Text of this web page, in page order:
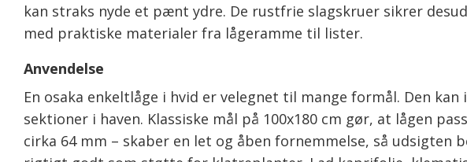
kan straks nyde et pænt ydre. De rustfrie slagskruer sikrer
med praktiske materialer fra lågeramme til lister.
Anvendelse
En osaka enkeltlåge i hvid er velegnet til mange formål. Den
sektioner i haven. Klassiske mål på 100x180 cm gør, at lågen
cirka 64 mm – skaber en let og åben fornemmelse, så